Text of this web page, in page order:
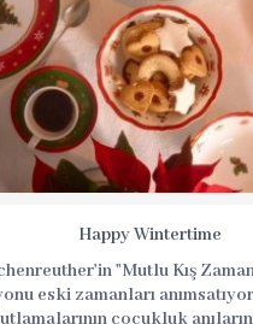
Happy Wintertime
"Mutlu Kış
eski zamanları
çocukluk